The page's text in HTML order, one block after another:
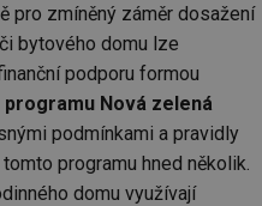
pro zmíněný záměr dosažení
bytového domu lze
podporu formou
Nová zelená
podmínkami a pravidly
programu hned několik.
domu využívají